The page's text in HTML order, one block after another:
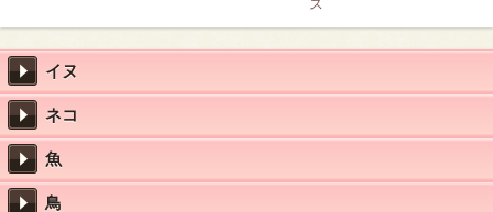
ス
イヌ
ネコ
魚
鳥